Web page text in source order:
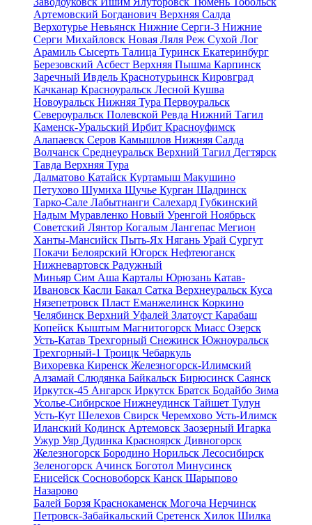
Артемовский Богданович Верхняя Салда
Верхотурье Невьянск Нижние Серги-3 Нижние
Серги Михайловск Новая Ляля Реж Сухой Лог
Арамиль Сысерть Талица Туринск Екатеринбург
Березовский Асбест Верхняя Пышма Карпинск
Заречный Ивдель Краснотурьинск Кировград
Качканар Красноуральск Лесной Кушва
Новоуральск Нижняя Тура Первоуральск
Североуральск Полевской Ревда Нижний Тагил
Каменск-Уральский Ирбит Красноуфимск
Алапаевск Серов Камышлов Нижняя Салда
Волчанск Среднеуральск Верхний Тагил Дегтярск
Тавда Верхняя Тура
Далматово Катайск Куртамыш Макушино
Петухово Шумиха Щучье Курган Шадринск
Тарко-Сале Лабытнанги Салехард Губкинский
Надым Муравленко Новый Уренгой Ноябрьск
Советский Лянтор Когалым Лангепас Мегион
Ханты-Мансийск Пыть-Ях Нягань Урай Сургут
Покачи Белоярский Югорск Нефтеюганск
Нижневартовск Радужный
Миньяр Сим Аша Карталы Юрюзань Катав-
Ивановск Касли Бакал Сатка Верхнеуральск Куса
Нязепетровск Пласт Еманжелинск Коркино
Челябинск Верхний Уфалей Златоуст Карабаш
Копейск Кыштым Магнитогорск Миасс Озерск
Усть-Катав Трехгорный Снежинск Южноуральск
Трехгорный-1 Троицк Чебаркуль
Вихоревка Киренск Железногорск-Илимский
Алзамай Слюдянка Байкальск Бирюсинск Саянск
Иркутск-45 Ангарск Иркутск Братск Бодайбо Зима
Усолье-Сибирское Нижнеудинск Тайшет Тулун
Усть-Кут Шелехов Свирск Черемхово Усть-Илимск
Иланский Кодинск Артемовск Заозерный Игарка
Ужур Уяр Дудинка Красноярск Дивногорск
Железногорск Бородино Норильск Лесосибирск
Зеленогорск Ачинск Боготол Минусинск
Енисейск Сосновоборск Канск Шарыпово
Назарово
Балей Борзя Краснокаменск Могоча Нерчинск
Петровск-Забайкальский Сретенск Хилок Шилка